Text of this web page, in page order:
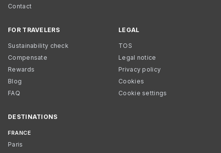
Contact
FOR TRAVELERS
Sustainability check
Compensate
Rewards
Blog
FAQ
LEGAL
TOS
Legal notice
Privacy policy
Cookies
Cookie settings
DESTINATIONS
FRANCE
Paris